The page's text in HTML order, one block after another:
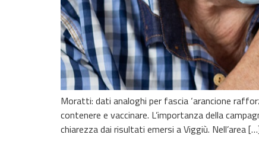
Moratti: dati analoghi per fascia ‘arancione
contenere e vaccinare. L’importanza della
chiarezza dai risultati emersi a Viggiù. Nell’area